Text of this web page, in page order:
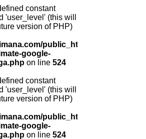
constant
'user_level' (this will
version of PHP)
public_html/wp-
google-
on line 524
constant
'user_level' (this will
version of PHP)
public_html/wp-
google-
on line 524